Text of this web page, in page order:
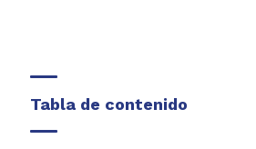
Tabla de contenido